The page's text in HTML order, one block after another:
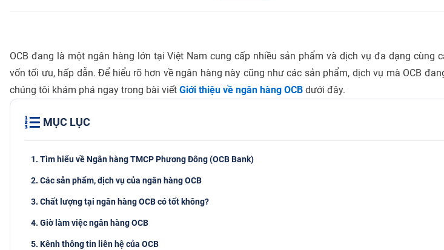
OCB đang là một ngân hàng lớn tại Việt Nam cung cấp nhiều sản phẩm và dịch vụ đa dạng cùng
vốn tối ưu, hấp dẫn. Để hiểu rõ hơn về ngân hàng này cũng như các sản phẩm, dịch vụ mà OCB
chúng tôi khám phá ngay trong bài viết Giới thiệu về ngân hàng OCB dưới đây.
MỤC LỤC
1. Tìm hiểu về Ngân hàng TMCP Phương Đông (OCB Bank)
2. Các sản phẩm, dịch vụ của ngân hàng OCB
3. Chất lượng tại ngân hàng OCB có tốt không?
4. Giờ làm việc ngân hàng OCB
5. Kênh thông tin liên hệ của OCB